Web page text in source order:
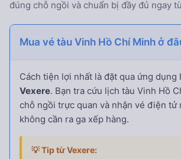
đúng chỗ ngồi và chuẩn bị đầy đủ ngay
Mua vé tàu Vinh Hồ Chí Minh ở
Cách tiện lợi nhất là đặt qua ứng dụng
Vexere. Bạn tra cứu lịch tàu Vinh Hồ
chỗ ngồi trực quan và nhận vé điện tử
không cần ra ga xếp hàng.
💡 Tip từ Vexere: